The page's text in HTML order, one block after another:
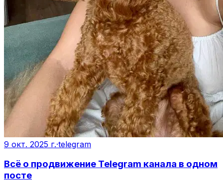
9 окт. 2025 г.·telegram
Всё о продвижение Telegram канала в одном
посте